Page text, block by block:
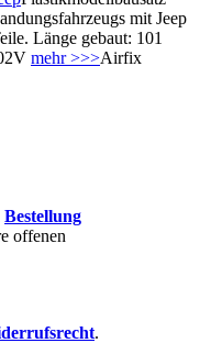
mit Jeep
Länge gebaut: 101
mehr >>>Airfix
Bestellung
offenen
.